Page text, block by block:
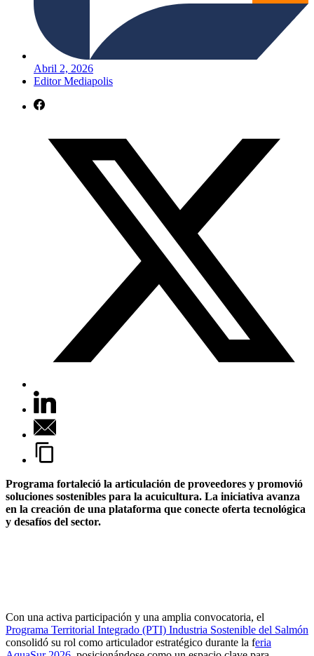
Abril 2, 2026
Editor Mediapolis
Programa fortaleció la articulación de proveedores y promovió
soluciones sostenibles para la acuicultura. La iniciativa avanza
en la creación de una plataforma que conecte oferta tecnológica
y desafíos del sector.
Con una activa participación y una amplia convocatoria, el
Programa Territorial Integrado (PTI) Industria Sostenible del Salmón
consolidó su rol como articulador estratégico durante la feria